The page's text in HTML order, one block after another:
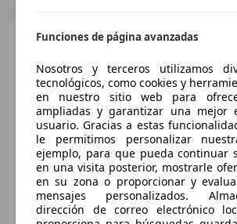
Hyundai
€
Precio
12/2017 77.026 km Gasolina
Funciones de página avanzadas
Nosotros y terceros utilizamos
tecnológicos, como cookies y
en nuestro sitio web para
ampliadas y garantizar una mejor
usuario. Gracias a estas
le permitimos personalizar
ejemplo, para que pueda continuar
en una visita posterior, mostrarle
en su zona o proporcionar y
mensajes personalizados.
dirección de correo electrónico